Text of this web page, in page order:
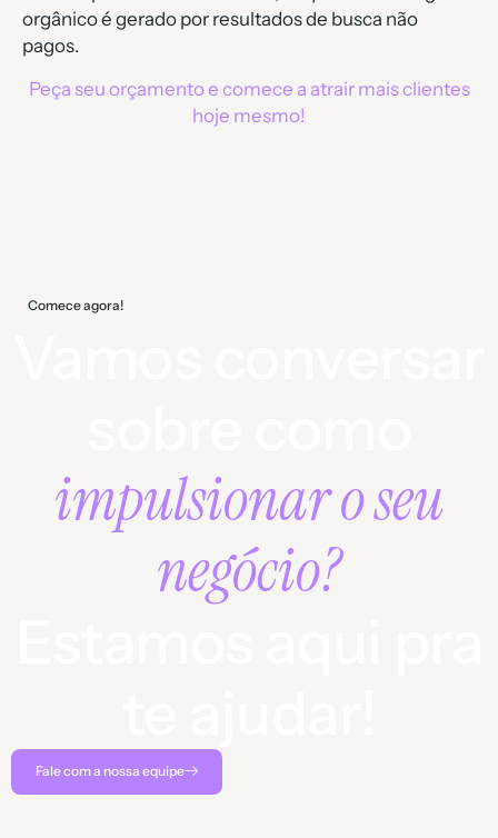
orgânico é gerado por resultados de busca não
pagos.
Peça seu orçamento e comece a atrair mais clientes
hoje mesmo!
Comece agora!
impulsionar o seu
negócio?
Fale com a nossa equipe